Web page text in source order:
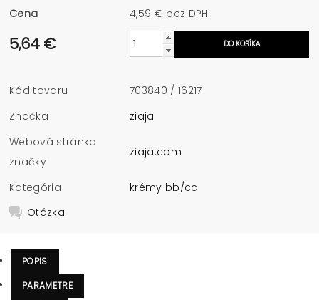
Cena
4,59 € bez DPH
5,64 €
Kód tovaru
703840 / 16217
Značka
ziaja
Webová stránka
značky
ziaja.com
Kategória
krémy bb/cc
Otázka
POPIS
PARAMETRE